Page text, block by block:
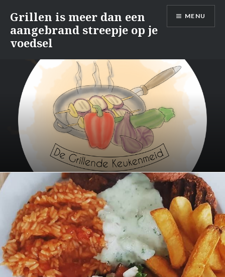
inhoud
springen
Grillen is meer dan een
aangebrand streepje op je
voedsel
MENU